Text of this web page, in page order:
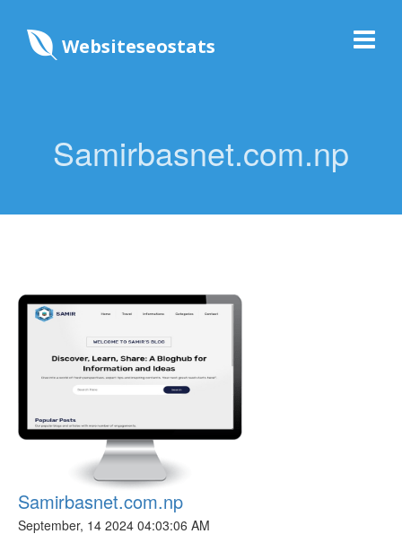
Websiteseostats
Samirbasnet.com.np
Samirbasnet.com.np
September, 14 2024 04:03:06 AM